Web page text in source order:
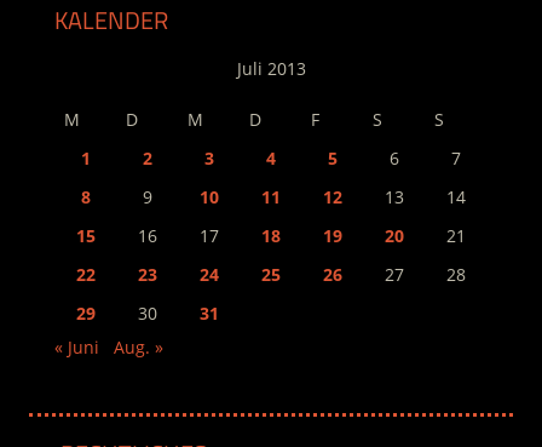
KALENDER
Juli 2013
M D M D F S
S
1
2 3 4 5 6
7
8
9 10 11 12 13
14
15
16 17 18 19 20
21
22
23 24 25 26 27
28
29
30
31
« Juni
Aug. »